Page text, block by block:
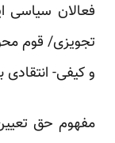
فعالان سیاسی
تجویزی/ قوم
و کیفی-
مفهوم حق